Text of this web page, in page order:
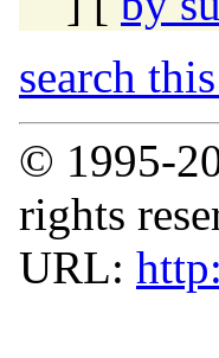
search
© 1995-
rights
URL: